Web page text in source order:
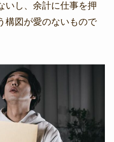
いし、余計に仕事を押
構図が愛のないもので